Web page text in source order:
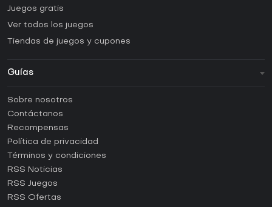
Juegos gratis
Ver todos los juegos
Tiendas de juegos y cupones
Guías
Guías y tutoriales
¿Cómo activar una CD Key de Steam?
¿Cómo activar una CD Key de Epic Games?
¿Cómo activar una CD Key de GOG?
¿Cómo activar una CD Key de Ubisoft Connect?
Sobre nosotros
Contáctanos
Recompensas
Política de privacidad
Términos y condiciones
RSS Noticias
RSS Juegos
RSS Ofertas